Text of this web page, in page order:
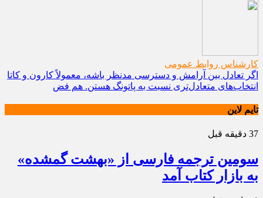
کارشناس روابط عمومی
اگر تعادل بین آرامش و دسترسی مدنظر باشه، معمولاً کارون و کاتا
انتخاب‌های متعادل‌تری نسبت به پاتونگ هستن. هم فض
تایم لاین
37 دقیقه قبل
سومین ترجمه فارسی از «بهشت گمشده»
به بازار کتاب آمد